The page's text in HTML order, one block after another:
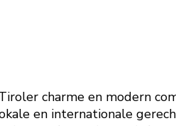
charme en modern
en internationale